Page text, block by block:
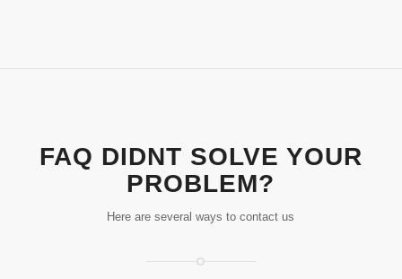
FAQ DIDNT SOLVE YOUR
PROBLEM?
Here are several ways to contact us